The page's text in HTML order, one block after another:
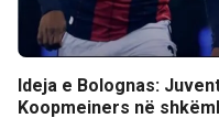
Ideja e Bolognas:
Koopmeiners në